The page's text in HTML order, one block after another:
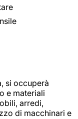
si occuperà
e materiali
arredi,
di macchinari e